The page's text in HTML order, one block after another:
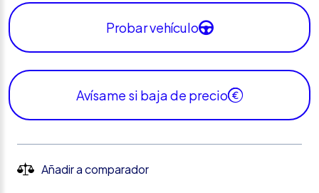
Probar vehículo
Avísame si baja de precio
Añadir a comparador